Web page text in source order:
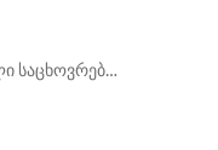
დასასვენებელი საცხოვრებლები